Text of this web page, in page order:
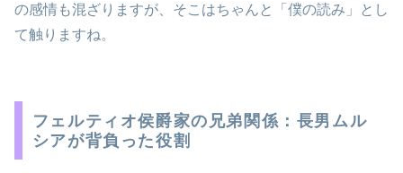
の感情も混ざりますが、そこはちゃんと「僕の読み」とし
て触りますね。
フェルティオ侯爵家の兄弟関係：長男ムル
シアが背負った役割